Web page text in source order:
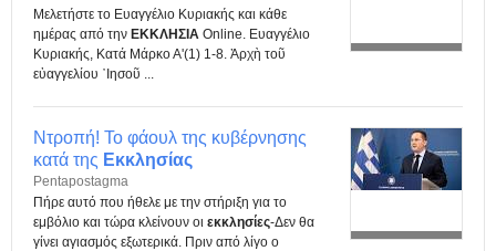
Μελετήστε το Ευαγγέλιο Κυριακής και κάθε
ημέρας από την ΕΚΚΛΗΣΙΑ Online. Ευαγγέλιο
Κυριακής, Κατά Μάρκο Α'(1) 1-8. Ἀρχὴ τοῦ
εὐαγγελίου ᾿Ιησοῦ ...
Ντροπή! Το φάουλ της κυβέρνησης
κατά της Εκκλησίας
Pentapostagma
Πήρε αυτό που ήθελε με την στήριξη για το
εμβόλιο και τώρα κλείνουν οι εκκλησίες-Δεν θα
γίνει αγιασμός εξωτερικά. Πριν από λίγο ο